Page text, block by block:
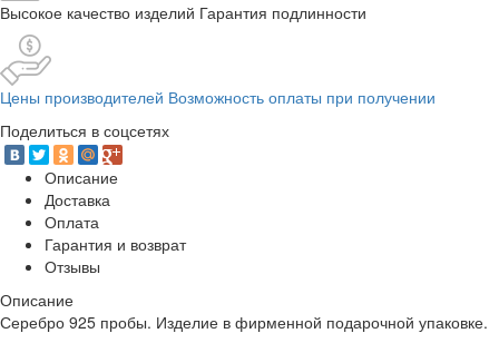
Высокое качество изделий Гарантия подлинности
Цены производителей Возможность оплаты при получении
Поделиться в соцсетях
Описание
Доставка
Оплата
Гарантия и возврат
Отзывы
Описание
Серебро 925 пробы. Изделие в фирменной подарочной упаковке.